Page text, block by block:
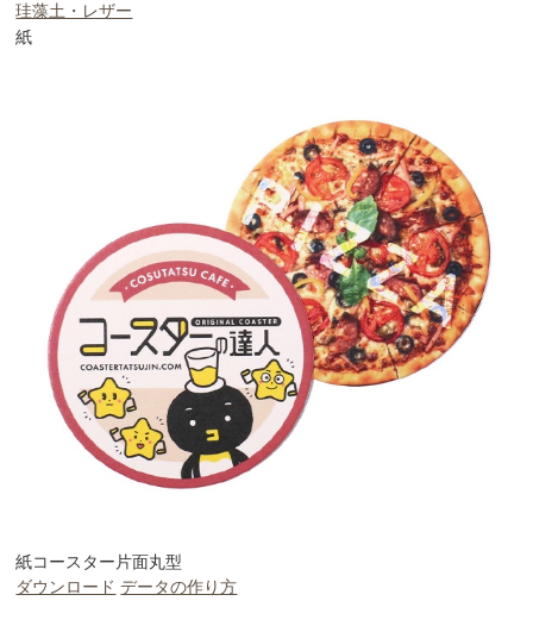
珪藻土・レザー
紙
紙コースター片面丸型
ダウンロード データの作り方